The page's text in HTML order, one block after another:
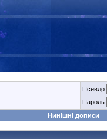
Псевдо
Пароль
Нинішні дописи